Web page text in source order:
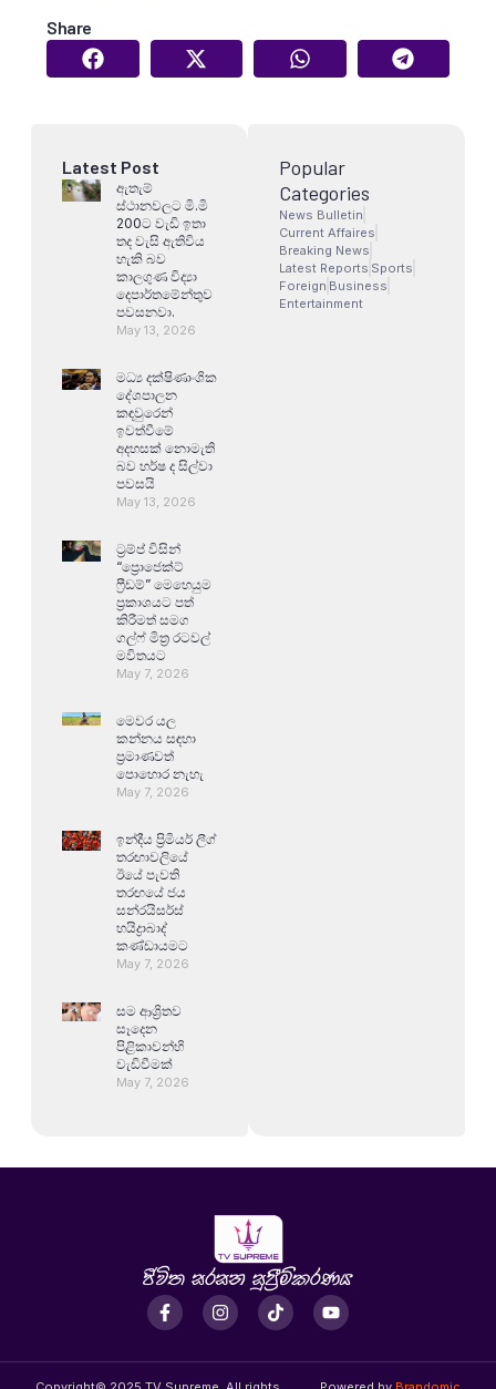
Share
Latest Post
ඇතැම්
ස්ථානවලට මි.මි
200ට වැඩි ඉතා
තද වැසි ඇතිවිය
හැකි බව
කාලගුණ විද්‍යා
දෙපාර්තමේන්තුව
පවසනවා.
May 13, 2026
මධ්‍ය දක්ෂිණාංශික
දේශපාලන
කඳවුරෙන්
ඉවත්වීමේ
අදහසක් නොමැති
බව හර්ෂ ද සිල්වා
පවසයි
May 13, 2026
ට්‍රම්ප් විසින්
“ප්‍රොජෙක්ට්
ෆ්‍රීඩම්” මෙහෙයුම
ප්‍රකාශයට පත්
කිරීමත් සමග
ගල්ෆ් මිත්‍ර රටවල්
මවිතයට
May 7, 2026
මෙවර යල
කන්නය සඳහා
ප්‍රමාණවත්
පොහොර නැහැ
May 7, 2026
ඉන්දීය ප්‍රිමියර් ලීග්
තරඟාවලියේ
ඊයේ පැවති
තරඟයේ ජය
සන්රයිසර්ස්
හයිද්‍රාබාද්
කණ්ඩායමට
May 7, 2026
සම ආශ්‍රිතව
සෑදෙන
පිළිකාවන්හි
වැඩිවීමක්
May 7, 2026
Popular
Categories
News Bulletin
Current Affaires
Breaking News
Latest Reports Sports
Foreign Business
Entertainment